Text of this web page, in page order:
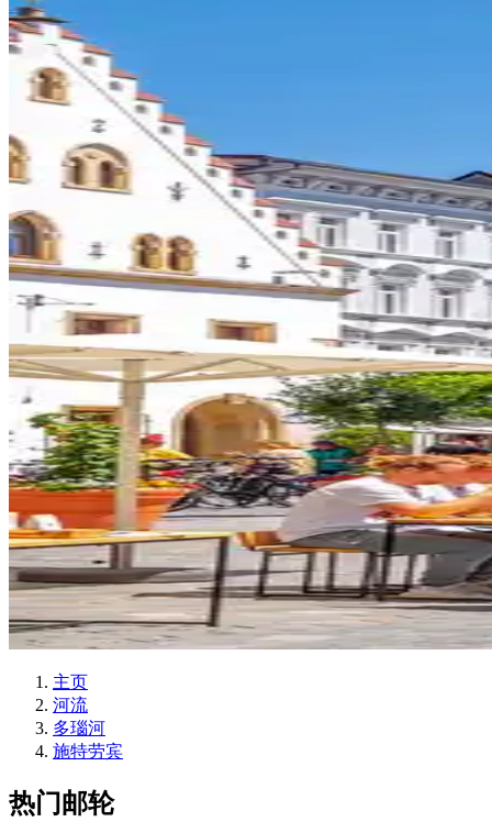
主页
河流
多瑙河
施特劳宾
热门邮轮